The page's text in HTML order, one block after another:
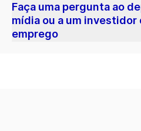
Faça uma pergunta ao
mídia ou a um investidor
emprego